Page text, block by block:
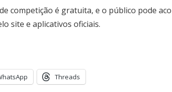
competição é gratuita, e o público pode
site e aplicativos oficiais.
Threads